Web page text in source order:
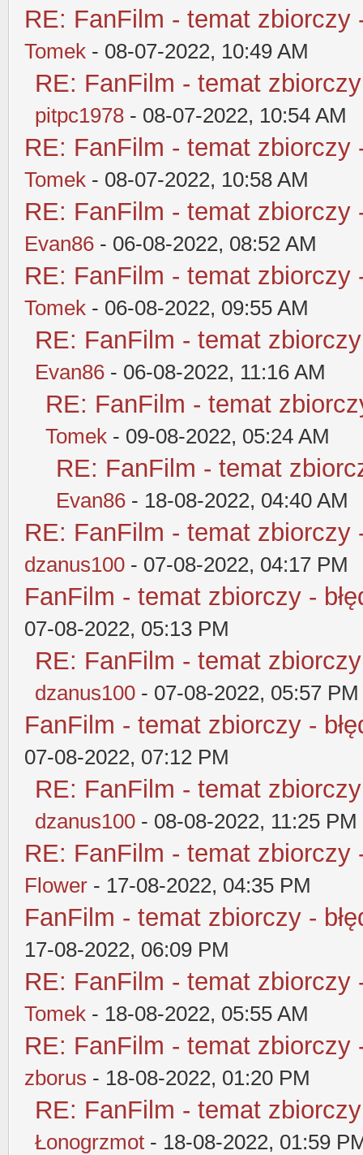
RE: FanFilm - temat zbiorczy
Tomek - 08-07-2022, 10:49 AM
RE: FanFilm - temat
pitpc1978 - 08-07-2022, 10:54 AM
RE: FanFilm - temat zbiorczy
Tomek - 08-07-2022, 10:58 AM
RE: FanFilm - temat zbiorczy
Evan86 - 06-08-2022, 08:52 AM
RE: FanFilm - temat zbiorczy
Tomek - 06-08-2022, 09:55 AM
RE: FanFilm - temat
Evan86 - 06-08-2022, 11:16 AM
RE: FanFilm - temat
Tomek - 09-08-2022, 05:24 AM
RE: FanFilm - temat
Evan86 - 18-08-2022, 04:40 AM
RE: FanFilm - temat zbiorczy
dzanus100 - 07-08-2022, 04:17 PM
FanFilm - temat zbiorczy -
07-08-2022, 05:13 PM
RE: FanFilm - temat
dzanus100 - 07-08-2022, 05:57 PM
FanFilm - temat zbiorczy -
07-08-2022, 07:12 PM
RE: FanFilm - temat
dzanus100 - 08-08-2022, 11:25 PM
RE: FanFilm - temat zbiorczy
Flower - 17-08-2022, 04:35 PM
FanFilm - temat zbiorczy -
17-08-2022, 06:09 PM
RE: FanFilm - temat zbiorczy
Tomek - 18-08-2022, 05:55 AM
RE: FanFilm - temat zbiorczy
zborus - 18-08-2022, 01:20 PM
RE: FanFilm - temat
Łonogrzmot - 18-08-2022, 01:59